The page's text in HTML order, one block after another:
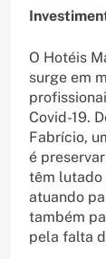
O Hotéis
surge em
Covid-19.
Fabrício,
é
têm lutado
atuando
também
pela falta